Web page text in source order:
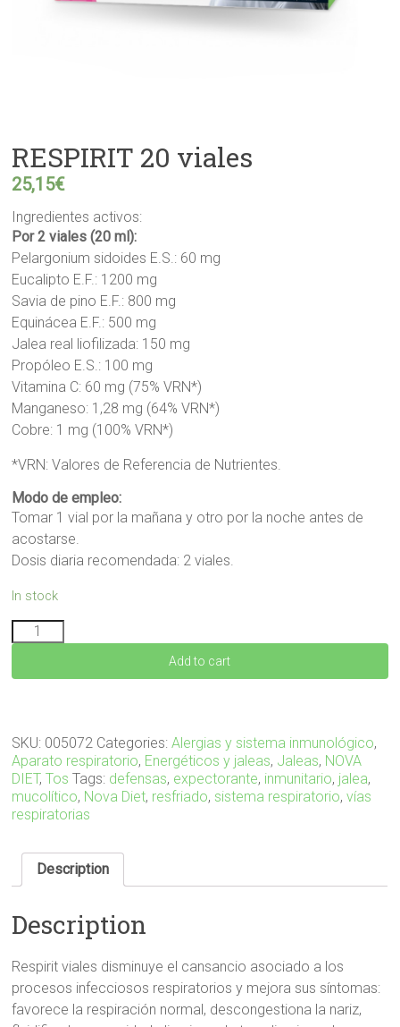
RESPIRIT 20 viales
25,15€
Ingredientes activos:
Por 2 viales (20 ml):
Pelargonium sidoides E.S.: 60 mg
Eucalipto E.F.: 1200 mg
Savia de pino E.F.: 800 mg
Equinácea E.F.: 500 mg
Jalea real liofilizada: 150 mg
Propóleo E.S.: 100 mg
Vitamina C: 60 mg (75% VRN*)
Manganeso: 1,28 mg (64% VRN*)
Cobre: 1 mg (100% VRN*)
*VRN: Valores de Referencia de Nutrientes.
Modo de empleo:
Tomar 1 vial por la mañana y otro por la noche antes de
acostarse.
Dosis diaria recomendada: 2 viales.
In stock
RESPIRIT
20
quantity
Add to cart
SKU: 005072 Categories:Alergias y sistema inmunológico,
Aparato respiratorio, Energéticos y jaleas, Jaleas, NOVA
DIET,Tos Tags: defensas, expectorante, inmunitario, jalea,
mucolítico, Nova Diet, resfriado, sistema respiratorio,vías
respiratorias
Description
Description
Respirit viales disminuye el cansancio asociado a los
procesos infecciosos respiratorios y mejora sus síntomas:
favorece la respiración normal, descongestiona la nariz,